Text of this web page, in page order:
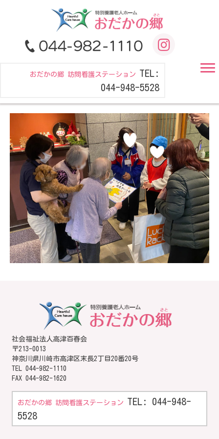
おだかの郷 訪問看護ステーション TEL:
044-948-5528
社会福祉法人高津百春会
〒213-0013
神奈川県川崎市高津区末長2丁目20番20号
TEL 044-982-1110
FAX 044-982-1620
おだかの郷 訪問看護ステーション TEL: 044-948-
5528